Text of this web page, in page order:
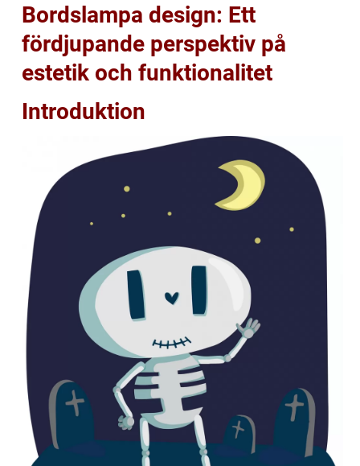
Bordslampa design: Ett
fördjupande perspektiv på
estetik och funktionalitet
Introduktion